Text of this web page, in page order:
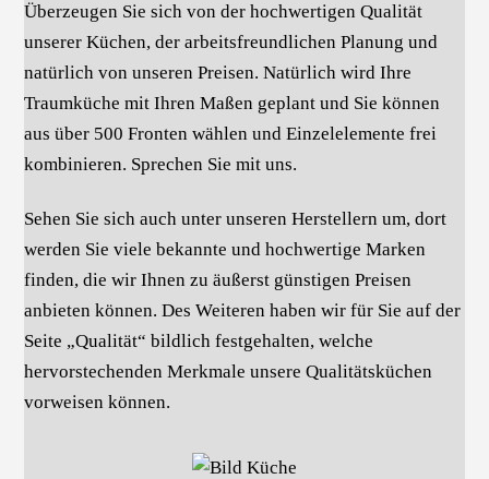
Überzeugen Sie sich von der hochwertigen Qualität
unserer Küchen, der arbeitsfreundlichen Planung und
natürlich von unseren Preisen. Natürlich wird Ihre
Traumküche mit Ihren Maßen geplant und Sie können
aus über 500 Fronten wählen und Einzelelemente frei
kombinieren. Sprechen Sie mit uns.
Sehen Sie sich auch unter unseren Herstellern um, dort
werden Sie viele bekannte und hochwertige Marken
finden, die wir Ihnen zu äußerst günstigen Preisen
anbieten können. Des Weiteren haben wir für Sie auf der
Seite „Qualität“ bildlich festgehalten, welche
hervorstechenden Merkmale unsere Qualitätsküchen
vorweisen können.